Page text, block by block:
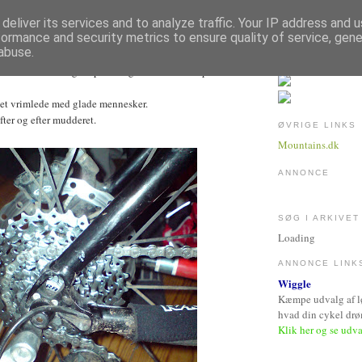
2009
vrimlede med glade mennesker.
og efter mudderet.
ØVRIGE LINKS
Mountains.dk
ANNONCE
SØG I ARKIVET
Loading
ANNONCE
Wiggle
Kæmpe udvalg af
hvad din cykel
Klik her og se
its services and to analyze traffic. Your IP address and
and security metrics to ensure quality of service,